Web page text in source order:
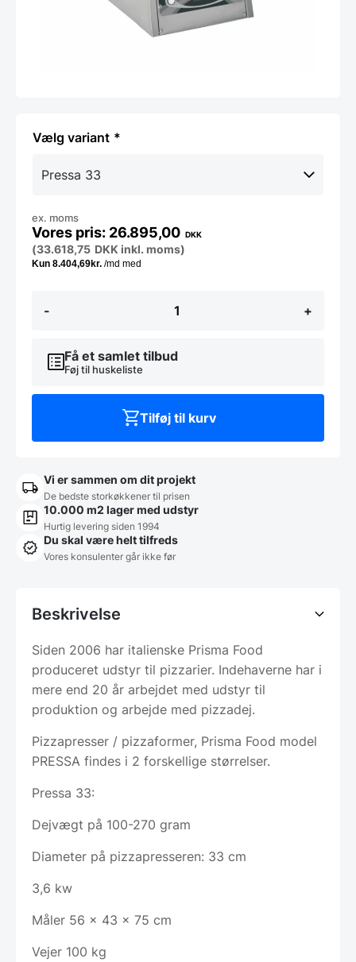
variant
-
Food
model
antal
+
26.895,00 DKK
ex. moms
(33.618,75 DKK inkl. moms)
Få et samlet tilbud
Føj til huskeliste
Tilføj til kurv
Vi er sammen om dit projekt
De bedste storkøkkener til prisen
10.000 m2 lager med udstyr
Hurtig levering siden 1994
Du skal være helt tilfreds
Vores konsulenter går ikke før
Beskrivelse
Siden 2006 har italienske Prisma Food
produceret udstyr til pizzarier. Indehaverne har i
mere end 20 år arbejdet med udstyr til
produktion og arbejde med pizzadej.
Pizzapresser / pizzaformer, Prisma Food model
PRESSA findes i 2 forskellige størrelser.
Pressa 33:
Dejvægt på 100-270 gram
Diameter på pizzapresseren: 33 cm
3,6 kw
Måler 56 x 43 x 75 cm
Vejer 100 kg